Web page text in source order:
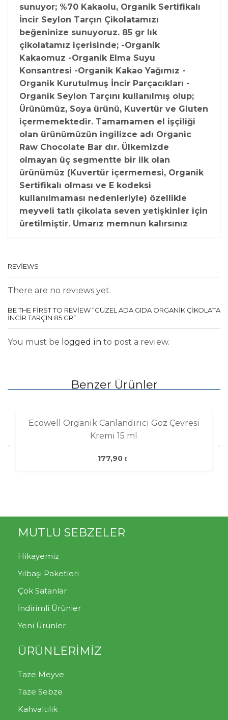
sunuyor; %70 Kakaolu, Organik Sertifikalı
İncir Seylon Tarçın Çikolatamızı
beğeninize sunuyoruz. 85 gr lık
çikolatamız içerisinde; -Organik
Kakaomuz -Organik Elma Suyu
Konsantresi -Organik Kakao Yağımız -
Organik Kurutulmuş İncir Parçacıkları -
Organik Seylon Tarçını kullanılmış olup;
Ürünümüz, Soya ürünü, Kuvertür ve Gluten
içermemektedir. Tamamamen el işçiliği
olan ürünümüzün ingilizce adı Organic
Raw Chocolate Bar dır. Ülkemizde
olmayan üç segmentte bir ilk olan
ürünümüz (Kuvertür içermemesi, Organik
Sertifikalı olması ve E kodeksi
kullanılmaması nedenleriyle) özellikle
meyveli tatlı çikolata seven yetişkinler için
üretilmiştir. Umarız memnun kalırsınız
REVIEWS
There are no reviews yet.
BE THE FIRST TO REVIEW “GÜZEL ADA GIDA ORGANIK ÇIKOLATA
İNCIR TARÇIN 85 GR”
You must be logged in to post a review.
Benzer Ürünler
Ecowell Organik Canlandırıcı Göz Çevresi
Kremi 15 ml
177,90
MUTLU SEBZELER
Hikayemiz
Yılbaşı Paketleri
Çok Satanlar
İndirimli Ürünler
Yeni Ürünler
ÜRÜNLERİMİZ
Taze Meyve
Taze Sebze
Kahvaltılık